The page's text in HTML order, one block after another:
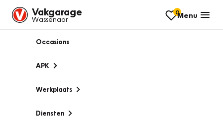
Vakgarage
Wassenaar
0Menu
Occasions
APK
Werkplaats
Diensten